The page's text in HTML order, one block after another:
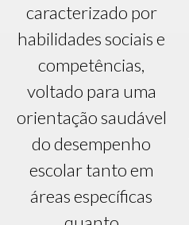
caracterizado por
habilidades sociais e
competências,
voltado para uma
orientação saudável
do desempenho
escolar tanto em
áreas específicas